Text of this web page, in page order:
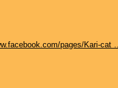
pages/Kari-cat